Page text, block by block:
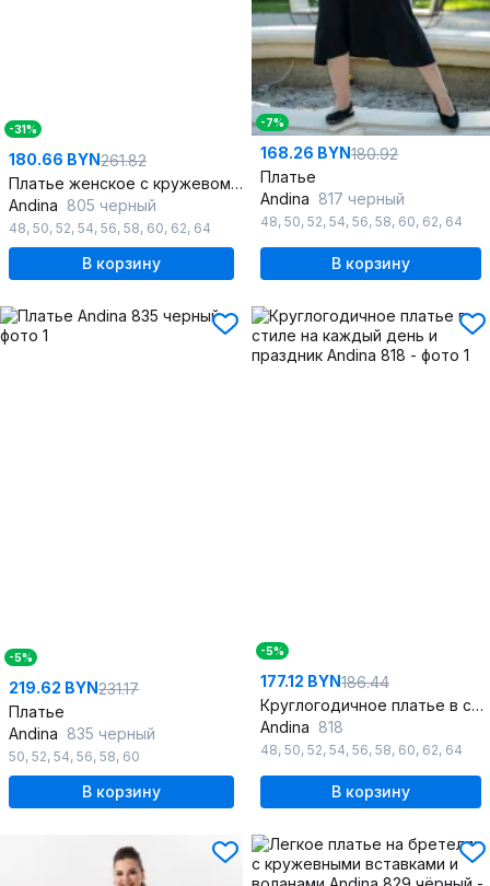
-31%
180.66 BYN261.82
Платье женское с кружевом и бретелями для летних дней
Andina 805 черный
48, 50, 52, 54, 56, 58, 60, 62, 64
В корзину
-7%
168.26 BYN180.92
Платье
Andina 817 черный
48, 50, 52, 54, 56, 58, 60, 62, 64
В корзину
-5%
219.62 BYN231.17
Платье
Andina 835 черный
50, 52, 54, 56, 58, 60
В корзину
-5%
177.12 BYN186.44
Круглогодичное платье в стиле на каждый день и праздник
Andina 818
48, 50, 52, 54, 56, 58, 60, 62, 64
В корзину